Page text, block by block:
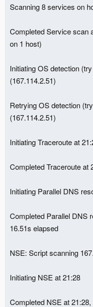
Scanning 8 services on
Completed Service scan
on 1 host)
Initiating OS detection
(167.114.2.51)
Retrying OS detection
(167.114.2.51)
Initiating Traceroute at
Completed Traceroute at
Initiating Parallel DNS
Completed Parallel DNS
16.51s elapsed
NSE: Script scanning
Initiating NSE at 21:28
Completed NSE at